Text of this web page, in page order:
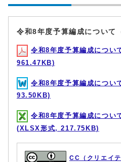
令和8年度予算編成について
令和8年度予算編成につい
961.47KB)
令和8年度予算編成につい
93.50KB)
令和8年度予算編成につい
(XLSX形式, 217.75KB)
CC（クリエイ